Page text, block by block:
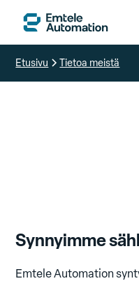
Etusivu Tietoa meistä
Synnyimme
Emtele Automation